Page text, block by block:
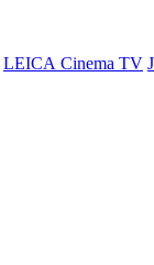
LEICA Cinema TV